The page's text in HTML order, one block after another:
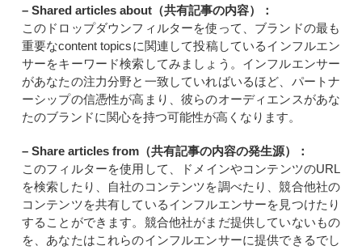
– Shared articles about（共有記事の内容）：
このドロップダウンフィルターを使って、ブランドの最も
重要なcontent topicsに関連して投稿しているインフルエン
サーをキーワード検索してみましょう。インフルエンサー
があなたの注力分野と一致していればいるほど、パートナ
ーシップの信憑性が高まり、彼らのオーディエンスがあな
たのブランドに関心を持つ可能性が高くなります。
– Share articles from（共有記事の内容の発生源）：
このフィルターを使用して、ドメインやコンテンツのURL
を検索したり、自社のコンテンツを調べたり、競合他社の
コンテンツを共有しているインフルエンサーを見つけたり
することができます。競合他社がまだ提供していないもの
を、あなたはこれらのインフルエンサーに提供できるでし